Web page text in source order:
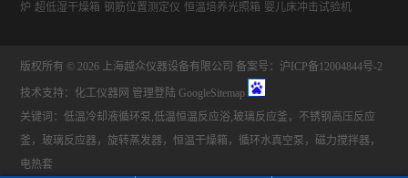
炉 超低湿干燥箱 钢筋位置测定仪 恒温培养光照箱 婴儿床冲击试验机
版权所有 © 2026 上海越众仪器设备有限公司 备案号：沪ICP备12004844号-2
技术支持： 化工仪器网 管理登陆 GoogleSitemap
关键词：低温冷却液循环泵,低温恒温反应浴,玻璃反应釜，不锈钢高压反应
釜，玻璃反应器，旋转蒸发器，恒温干燥箱，循环水真空泵，磁力搅拌器，
电热套